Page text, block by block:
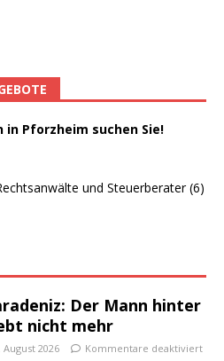
Pforzheim suchen Sie!
und Steuerberater (6)
Der Mann hinter
nicht mehr
2026 Kommentare deaktiviert